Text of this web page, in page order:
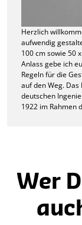
Herzlich
aufwendig
100 cm sowie 50
Anlass gebe ich
Regeln für die
auf den Weg.
deutschen
1922 im Rahmen
Wer